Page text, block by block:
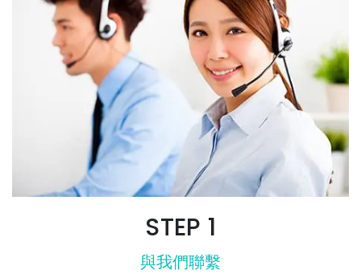
STEP 1
與我們聯繫